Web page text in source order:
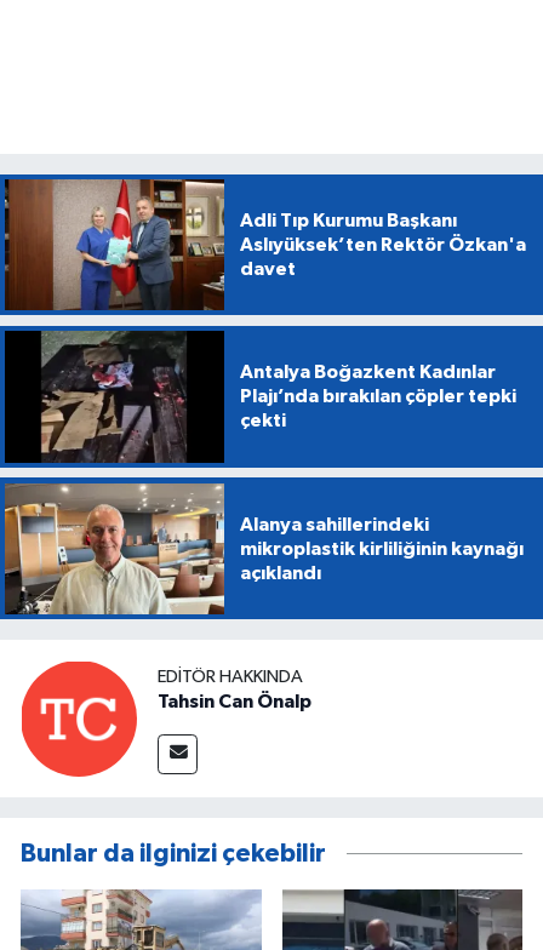
Adli Tıp Kurumu Başkanı
Aslıyüksek’ten Rektör Özkan'a
davet
Antalya Boğazkent Kadınlar
Plajı’nda bırakılan çöpler tepki
çekti
Alanya sahillerindeki
mikroplastik kirliliğinin kaynağı
açıklandı
EDITÖR HAKKINDA
Tahsin Can Önalp
Bunlar da ilginizi çekebilir